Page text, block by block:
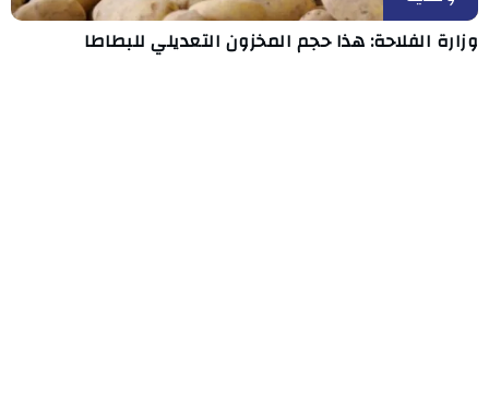
وزارة الفلاحة: هذا حجم المخزون التعديلي للبطاطا